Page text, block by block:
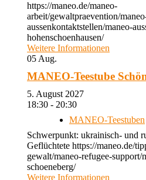
https://maneo.de/maneo-
arbeit/gewaltpraevention/
aussenkontaktstellen/maneo-
hohenschoenhausen/
Weitere Informationen
05 Aug.
MANEO-Teestube
5. August 2027
18:30 - 20:30
MANEO-Teestuben
Schwerpunkt: ukrainisch- und
Geflüchtete https://maneo.de/
gewalt/maneo-refugee-support/
schoeneberg/
Weitere Informationen